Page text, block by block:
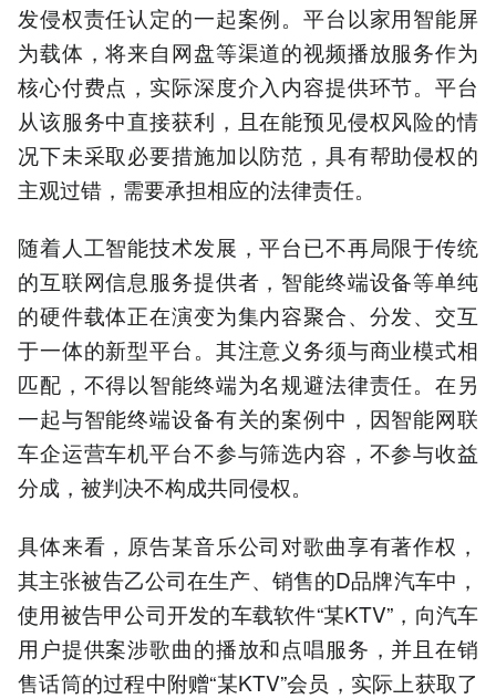
发侵权责任认定的一起案例。平台以家用智能屏
为载体，将来自网盘等渠道的视频播放服务作为
核心付费点，实际深度介入内容提供环节。平台
从该服务中直接获利，且在能预见侵权风险的情
况下未采取必要措施加以防范，具有帮助侵权的
主观过错，需要承担相应的法律责任。
随着人工智能技术发展，平台已不再局限于传统
的互联网信息服务提供者，智能终端设备等单纯
的硬件载体正在演变为集内容聚合、分发、交互
于一体的新型平台。其注意义务须与商业模式相
匹配，不得以智能终端为名规避法律责任。在另
一起与智能终端设备有关的案例中，因智能网联
车企运营车机平台不参与筛选内容，不参与收益
分成，被判决不构成共同侵权。
具体来看，原告某音乐公司对歌曲享有著作权，
其主张被告乙公司在生产、销售的D品牌汽车中，
使用被告甲公司开发的车载软件“某KTV”，向汽车
用户提供案涉歌曲的播放和点唱服务，并且在销
售话筒的过程中附赠“某KTV”会员，实际上获取了